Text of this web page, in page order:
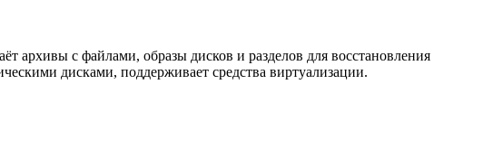
архивы с файлами, образы дисков и разделов для восстановления
дисками, поддерживает средства виртуализации.